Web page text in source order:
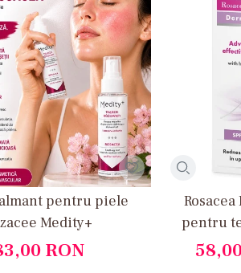
pentru piele
Medity+
RON
pentru